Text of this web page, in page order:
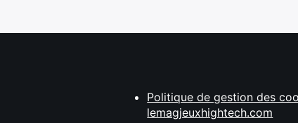
Politique de gestion des
lemagjeuxhightech.com